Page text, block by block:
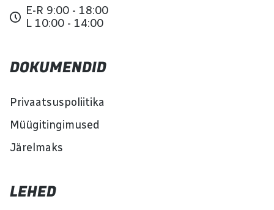
E-R 9:00 - 18:00
L 10:00 - 14:00
DOKUMENDID
Privaatsuspoliitika
Müügitingimused
Järelmaks
LEHED